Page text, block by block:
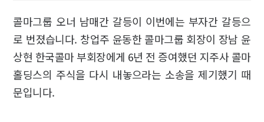
콜마그룹 오너 남매간 갈등이 이번에는 부자간 갈등으
로 번졌습니다. 창업주 윤동한 콜마그룹 회장이 장남 윤
상현 한국콜마 부회장에게 6년 전 증여했던 지주사 콜마
홀딩스의 주식을 다시 내놓으라는 소송을 제기했기 때
문입니다.